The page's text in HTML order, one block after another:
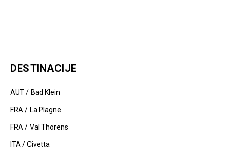
DESTINACIJE
AUT / Bad Klein
FRA / La Plagne
FRA / Val Thorens
ITA / Civetta